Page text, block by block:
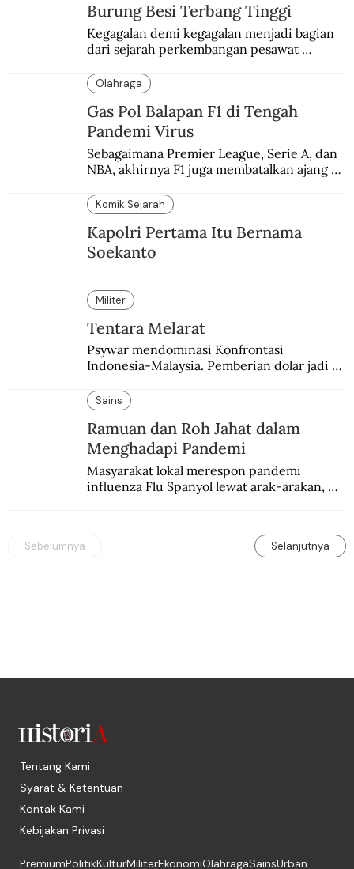
Burung Besi Terbang Tinggi
Kegagalan demi kegagalan menjadi bagian
dari sejarah perkembangan pesawat
Olahraga
Gas Pol Balapan F1 di Tengah
Pandemi Virus
Sebagaimana Premier League, Serie A, dan
NBA, akhirnya F1 juga membatalkan ajang
enam dekade lampau.
Komik Sejarah
Kapolri Pertama Itu Bernama
Soekanto
Militer
Tentara Melarat
Psywar mendominasi Konfrontasi
Indonesia-Malaysia. Pemberian dolar jadi
Sains
Ramuan dan Roh Jahat dalam
Menghadapi Pandemi
Masyarakat lokal merespon pandemi
influenza Flu Spanyol lewat arak-arakan,
Sebelumnya Selanjutnya
Tentang Kami
Syarat & Ketentuan
Kontak Kami
Kebijakan Privasi
PremiumPolitikKulturMiliterEkonomiOlahragaSainsUrban